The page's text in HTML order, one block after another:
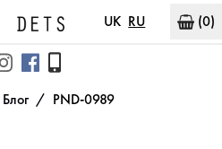
UK RU (0)
Блог PND-0989